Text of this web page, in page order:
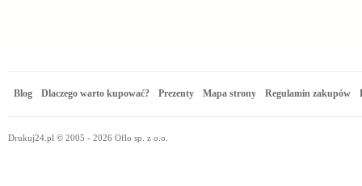
Blog Dlaczego warto kupować? Prezenty Mapa strony Regulamin zakupów
Drukuj24.pl © 2005 - 2026 Oflo sp. z o.o.